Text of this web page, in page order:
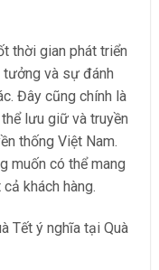
thời gian phát triển
và sự đánh
Đây cũng chính là
lưu giữ và truyền
thống Việt Nam.
muốn có thể mang
khách hàng.
Tết ý nghĩa tại Quà